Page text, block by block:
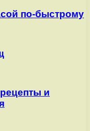
по-быстрому
и